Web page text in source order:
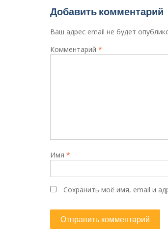
записям
Добавить комментарий
Ваш адрес email не будет
Комментарий *
Имя *
Сохранить моё имя, email и